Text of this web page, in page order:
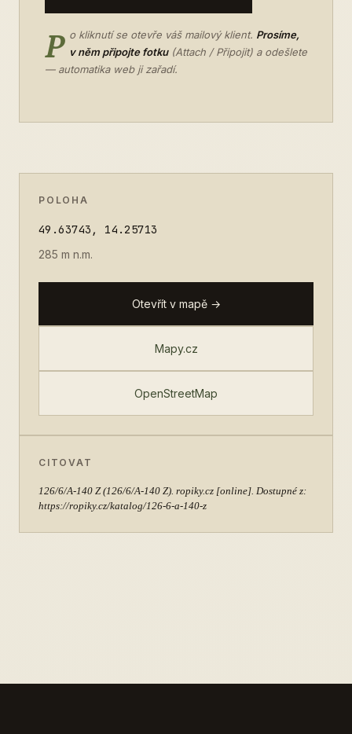
P o kliknutí se otevře váš mailový klient. Prosíme,
v něm připojte fotku(Attach / Připojit) a odešlete
— automatika web ji zařadí.
POLOHA
49.63743, 14.25713
285 m n.m.
Otevřít v mapě →
Mapy.cz
OpenStreetMap
CITOVAT
126/6/A-140 Z(126/6/A-140 Z). ropiky.cz [online]. Dostupné z:
https://ropiky.cz/katalog/126-6-a-140-z